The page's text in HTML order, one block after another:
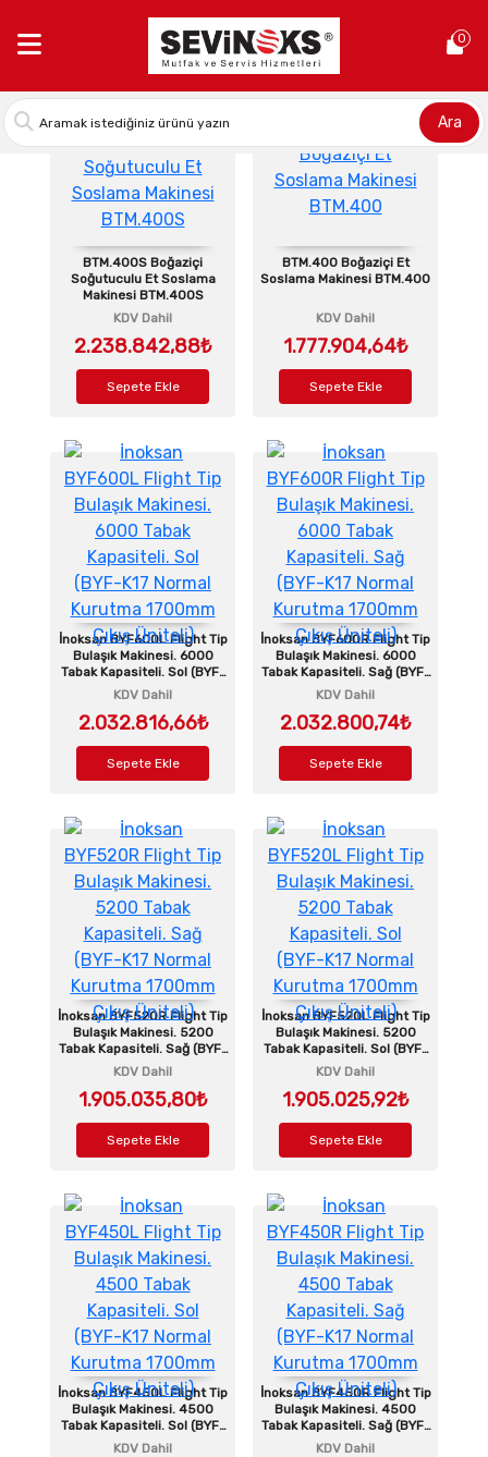
0
Ara
BTM.400S Boğaziçi
Soğutuculu Et Soslama
Makinesi BTM.400S
KDV Dahil
2.238.842,88₺
Sepete Ekle
BTM.400 Boğaziçi Et
Soslama Makinesi BTM.400
KDV Dahil
1.777.904,64₺
Sepete Ekle
İnoksan BYF600L Flight Tip
Bulaşık Makinesi. 6000
Tabak Kapasiteli. Sol (BYF-
K17 Normal Kurutma
KDV Dahil
2.032.816,66₺
Sepete Ekle
İnoksan BYF600R Flight Tip
Bulaşık Makinesi. 6000
Tabak Kapasiteli. Sağ (BYF-
K17 Normal Kurutma
KDV Dahil
2.032.800,74₺
Sepete Ekle
İnoksan BYF520R Flight Tip
Bulaşık Makinesi. 5200
Tabak Kapasiteli. Sağ (BYF-
K17 Normal Kurutma
KDV Dahil
1.905.035,80₺
Sepete Ekle
İnoksan BYF520L Flight Tip
Bulaşık Makinesi. 5200
Tabak Kapasiteli. Sol (BYF-
K17 Normal Kurutma
KDV Dahil
1.905.025,92₺
Sepete Ekle
İnoksan BYF450L Flight Tip
Bulaşık Makinesi. 4500
Tabak Kapasiteli. Sol (BYF-
K17 Normal Kurutma
KDV Dahil
İnoksan BYF450R Flight Tip
Bulaşık Makinesi. 4500
Tabak Kapasiteli. Sağ (BYF-
K17 Normal Kurutma
KDV Dahil